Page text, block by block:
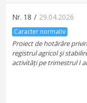
Nr. 18 / 29.04.2026
Caracter normativ
Proiect de hotărâre
registrul agricol şi
activități pe trimestrul I